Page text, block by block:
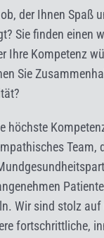
der Ihnen Spaß
Sie finden einen
Ihre Kompetenz
Sie
höchste
Team,
Wir sind stolz auf
fortschrittliche,